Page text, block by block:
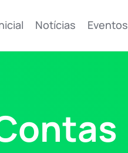
Notícias Eventos